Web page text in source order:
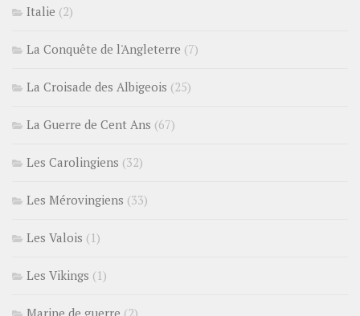
Italie (2)
La Conquête de l'Angleterre (7)
La Croisade des Albigeois (25)
La Guerre de Cent Ans (67)
Les Carolingiens (32)
Les Mérovingiens (33)
Les Valois (1)
Les Vikings (1)
Marine de guerre (2)